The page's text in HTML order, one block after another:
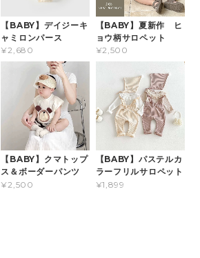
【BABY】デイジーキ
ャミロンパース
¥2,680
【BABY】夏新作 ヒ
ョウ柄サロペット
¥2,500
【BABY】クマトップ
ス＆ボーダーパンツ
¥2,500
【BABY】パステルカ
ラーフリルサロペット
¥1,899